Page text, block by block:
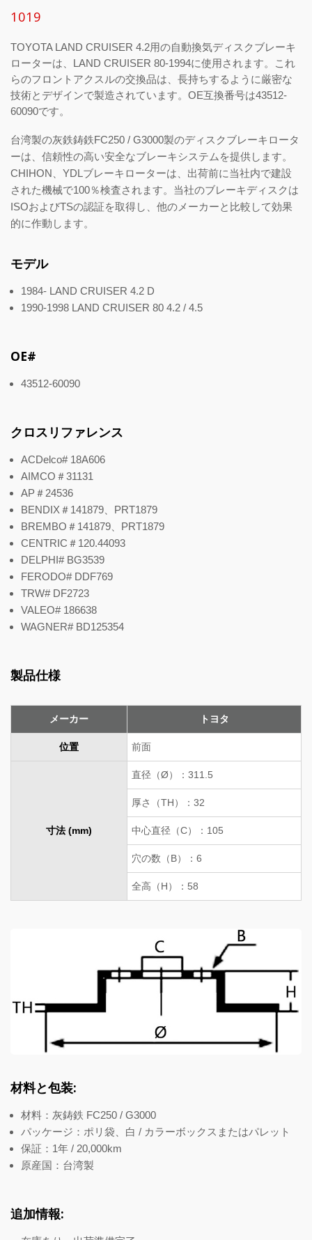
1019
TOYOTA LAND CRUISER 4.2用の自動換気ディスクブレーキ
ローターは、LAND CRUISER 80-1994に使用されます。これ
らのフロントアクスルの交換品は、長持ちするように厳密な
技術とデザインで製造されています。OE互換番号は43512-
60090です。
台湾製の灰鉄鋳鉄FC250 / G3000製のディスクブレーキロータ
ーは、信頼性の高い安全なブレーキシステムを提供します。
CHIHON、YDLブレーキローターは、出荷前に当社内で建設
された機械で100％検査されます。当社のブレーキディスクは
ISOおよびTSの認証を取得し、他のメーカーと比較して効果
的に作動します。
モデル
1984- LAND CRUISER 4.2 D
1990-1998 LAND CRUISER 80 4.2 / 4.5
OE#
43512-60090
クロスリファレンス
ACDelco# 18A606
AIMCO＃31131
AP＃24536
BENDIX＃141879、PRT1879
BREMBO＃141879、PRT1879
CENTRIC＃120.44093
DELPHI# BG3539
FERODO# DDF769
TRW# DF2723
VALEO# 186638
WAGNER# BD125354
製品仕様
メーカー トヨタ
位置 前面
寸法 (mm)
直径（Ø）：311.5
厚さ（TH）：32
中心直径（C）：105
穴の数（B）：6
全高（H）：58
材料と包装:
材料：灰鋳鉄 FC250 / G3000
パッケージ：ポリ袋、白 / カラーボックスまたはパレット
保証：1年 / 20,000km
原産国：台湾製
追加情報: